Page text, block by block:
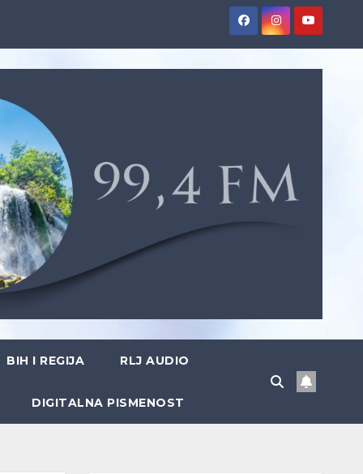
BIH I REGIJA RLJ AUDIO
DIGITALNA PISMENOST